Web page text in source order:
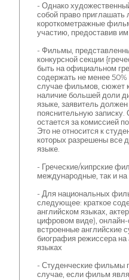
- Однако
собой право приглашать
короткометражные
участию, предоставив
- Фильмы,
конкурсной секции
быть на официальном
содержать не менее 50%
случае фильмов, сюжет
наличие большей доли
языке, заявитель
пояснительную
остается за комиссией
Это не относится к
которых разрешены все
языке.
- Греческие/кипрские
международные, так и
- Для национальных
следующее: краткое
английском языках,
цифровом виде),
встроенные английские
биография режиссера на
языках
- Студенческие фильмы
случае, если фильм